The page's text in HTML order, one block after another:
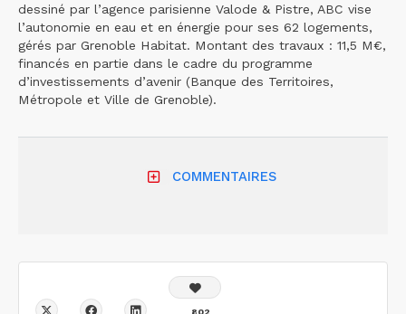
dessiné par l’agence parisienne Valode & Pistre, ABC vise
l’autonomie en eau et en énergie pour ses 62 logements,
gérés par Grenoble Habitat. Montant des travaux : 11,5 M€,
financés en partie dans le cadre du programme
d’investissements d’avenir (Banque des Territoires,
Métropole et Ville de Grenoble).
COMMENTAIRES
802